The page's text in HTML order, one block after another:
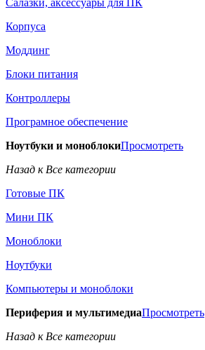
Салазки, аксессуары для ПК
Корпуса
Моддинг
Блоки питания
Контроллеры
Програмное обеспечение
Ноутбуки и моноблокиПросмотреть
Назад к Все категории
Готовые ПК
Мини ПК
Моноблоки
Ноутбуки
Компьютеры и моноблоки
Периферия и мультимедиаПросмотреть
Назад к Все категории